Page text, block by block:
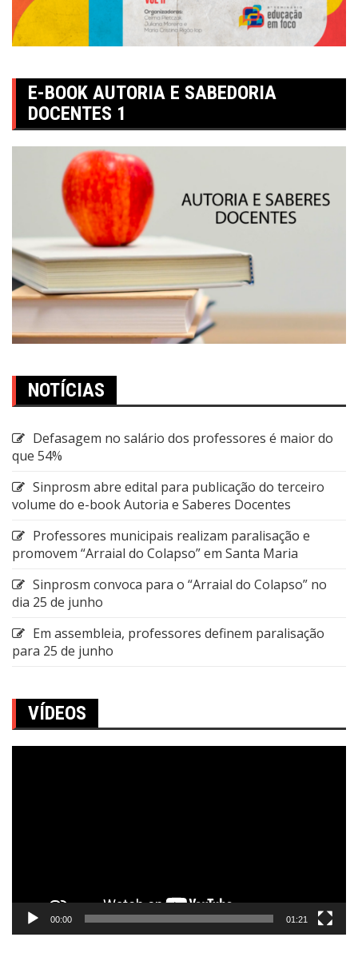
E-BOOK AUTORIA E SABEDORIA
DOCENTES 1
NOTÍCIAS
Defasagem no salário dos professores é maior do
que 54%
Sinprosm abre edital para publicação do terceiro
volume do e-book Autoria e Saberes Docentes
Professores municipais realizam paralisação e
promovem “Arraial do Colapso” em Santa Maria
Sinprosm convoca para o “Arraial do Colapso” no
dia 25 de junho
Em assembleia, professores definem paralisação
para 25 de junho
VÍDEOS
00:00 01:21